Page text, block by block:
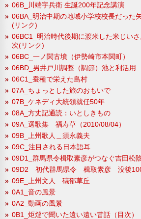
06B_川端宇兵衛 生誕200年記念講演
06BA_明治中期の地域小学校校長だった
(リンク)
06BC1_明治時代後期に渡米した米じい
次(リンク)
06BC_一ノ関古墳（伊勢崎市本関町）
06BD_男井戸川調整（調節）池と利活用
06C1_蚕種で栄えた島村
07A_ちょっとした旅のおもいで
07B_ケネディ大統領就任50年
08A_方丈記通読：いとしきもの
09A_選歌集 福寿草（2010/08/04）
09B_上州歌人＿須永義夫
09C_注目される日本語耳
09D1_群馬県令楫取素彦がつなぐ吉田松
09D2 初代群馬県令 楫取素彦 没後100
09E_上州文人 礒部草丘
0A1_音の風景
0A2_動画の風景
0B1_炬燵で聞いた遠い遠い昔話（目次）